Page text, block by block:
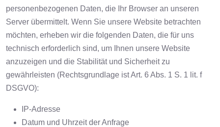
personenbezogenen Daten, die Ihr Browser an unseren
Server übermittelt. Wenn Sie unsere Website betrachten
möchten, erheben wir die folgenden Daten, die für uns
technisch erforderlich sind, um Ihnen unsere Website
anzuzeigen und die Stabilität und Sicherheit zu
gewährleisten (Rechtsgrundlage ist Art. 6 Abs. 1 S. 1 lit. f
DSGVO):
IP-Adresse
Datum und Uhrzeit der Anfrage